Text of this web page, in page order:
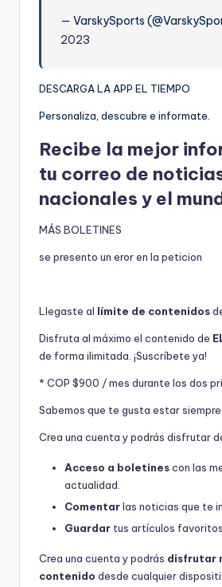
— VarskySports
2023
DESCARGA LA APP EL TIEMPO
Personaliza, descubre e informate.
Recibe la mejor
tu correo de
nacionales y el
MÁS BOLETINES
se presento un eror en la peticion
Llegaste al límite de contenidos
Disfruta al máximo el contenido de
de forma ilimitada. ¡Suscríbete ya!
* COP $900 / mes durante los dos
Sabemos que te gusta estar siempre
Crea una cuenta y podrás disfrutar
Acceso a boletinescon las
actualidad.
Comentarlas noticias que te
Guardar tus artículos favoritos.
Crea una cuenta y podrás disfrutar
contenido desde cualquier